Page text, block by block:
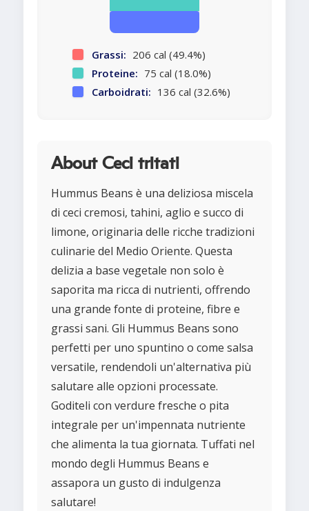
Grassi: 206 cal (49.4%)
Proteine: 75 cal (18.0%)
Carboidrati: 136 cal (32.6%)
About Ceci tritati
Hummus Beans è una deliziosa miscela
di ceci cremosi, tahini, aglio e succo di
limone, originaria delle ricche tradizioni
culinarie del Medio Oriente. Questa
delizia a base vegetale non solo è
saporita ma ricca di nutrienti, offrendo
una grande fonte di proteine, fibre e
grassi sani. Gli Hummus Beans sono
perfetti per uno spuntino o come salsa
versatile, rendendoli un'alternativa più
salutare alle opzioni processate.
Goditeli con verdure fresche o pita
integrale per un'impennata nutriente
che alimenta la tua giornata. Tuffati nel
mondo degli Hummus Beans e
assapora un gusto di indulgenza
salutare!